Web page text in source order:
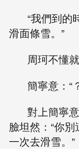
“我們到的
滑面條雪。”
周珂不懂
簡寧意：“
對上簡寧
臉坦然：“你
一次去滑雪。”